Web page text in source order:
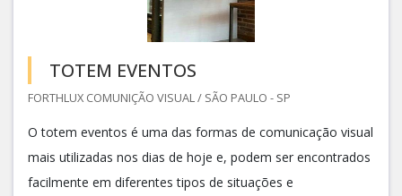
TOTEM EVENTOS
FORTHLUX COMUNIÇÃO VISUAL / SÃO PAULO - SP
O totem eventos é uma das formas de comunicação visual
mais utilizadas nos dias de hoje e, podem ser encontrados
facilmente em diferentes tipos de situações e